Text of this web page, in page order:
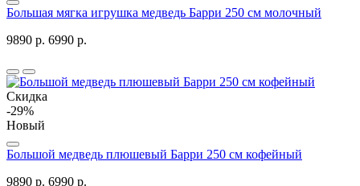
Большая мягка игрушка медведь Барри 250 см молочный
9890 р. 6990 р.
Скидка
-29%
Новый
Большой медведь плюшевый Барри 250 см кофейный
9890 р. 6990 р.